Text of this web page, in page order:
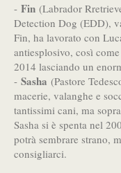
- Fin (Labrador
Detection Dog (EDD),
Fin, ha lavorato con
antiesplosivo, così
2014 lasciando un
- Sasha (Pastore
macerie, valanghe e
tantissimi cani, ma
Sasha si è spenta nel
potrà sembrare strano,
consigliarci.